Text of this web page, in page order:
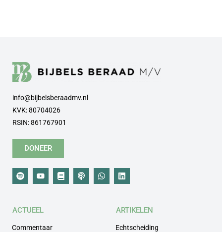
info@bijbelsberaadmv.nl
KVK: 80704026
RSIN: 861767901
DONEER
ACTUEEL
Commentaar
ARTIKELEN
Echtscheiding